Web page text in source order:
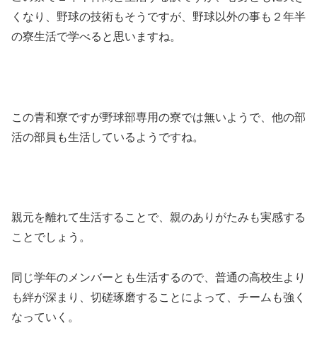
くなり、野球の技術もそうですが、野球以外の事も２年半
の寮生活で学べると思いますね。
この青和寮ですが野球部専用の寮では無いようで、他の部
活の部員も生活しているようですね。
親元を離れて生活することで、親のありがたみも実感する
ことでしょう。
同じ学年のメンバーとも生活するので、普通の高校生より
も絆が深まり、切磋琢磨することによって、チームも強く
なっていく。